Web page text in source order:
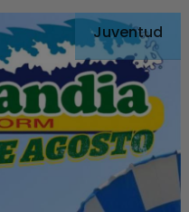
Juventud